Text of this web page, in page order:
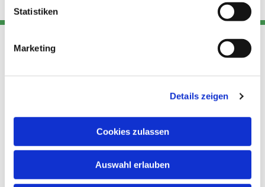
Statistiken
Marketing
Details zeigen
Cookies zulassen
Auswahl erlauben
Adresse
Kirchengemeinde Pfarrei
Hl. Theresa von Avila Berlin
Leitender Pfarrer - Norbert
Behaimstr. 39
Kont
Telefon
+49 30
924 64 28
Fax +49
30 924 54
Links
Datensch
utz
Social